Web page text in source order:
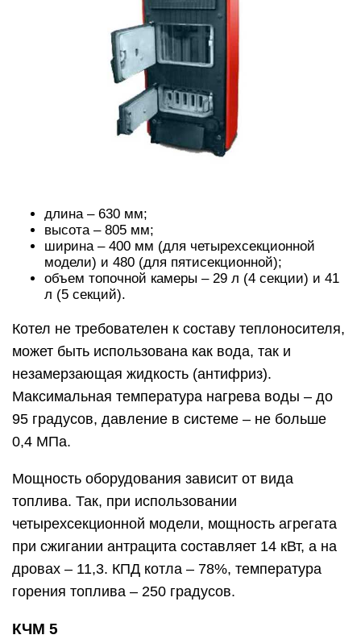
длина – 630 мм;
высота – 805 мм;
ширина – 400 мм (для четырехсекционной
модели) и 480 (для пятисекционной);
объем топочной камеры – 29 л (4 секции) и 41
л (5 секций).
Котел не требователен к составу теплоносителя,
может быть использована как вода, так и
незамерзающая жидкость (антифриз).
Максимальная температура нагрева воды – до
95 градусов, давление в системе – не больше
0,4 МПа.
Мощность оборудования зависит от вида
топлива. Так, при использовании
четырехсекционной модели, мощность агрегата
при сжигании антрацита составляет 14 кВт, а на
дровах – 11,3. КПД котла – 78%, температура
горения топлива – 250 градусов.
КЧМ 5